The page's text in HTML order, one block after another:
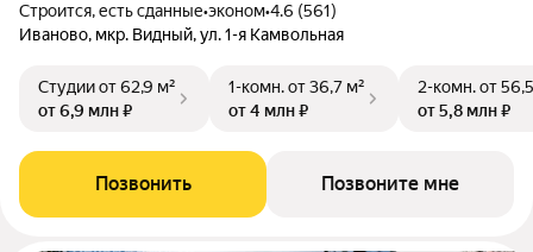
Строится, есть сданные•эконом•4.6 (561)
Иваново, мкр. Видный, ул. 1-я Камвольная
Студииот 62,9 м²
от 6,9 млн ₽
1-комн.от 36,7 м²
от 4 млн ₽
2-комн.от
от 5,8 млн ₽
Позвонить Позвоните мне